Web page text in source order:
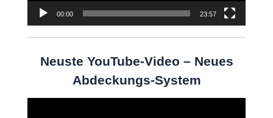
00:00 23:57
Neuste YouTube-Video – Neues
Abdeckungs-System